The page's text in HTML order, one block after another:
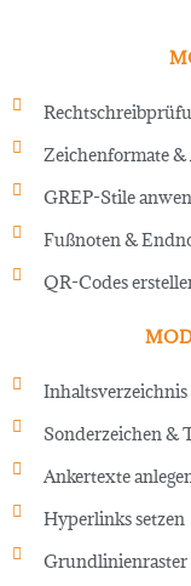
Zeichenformate &
GREP-Stile
Fußnoten &
QR-Codes
Sonderzeichen &
Ankertexte
Hyperlinks setzen
Grundlinienraster